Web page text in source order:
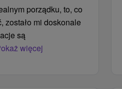
porządku, to, co
zostało mi doskonale
są
więcej